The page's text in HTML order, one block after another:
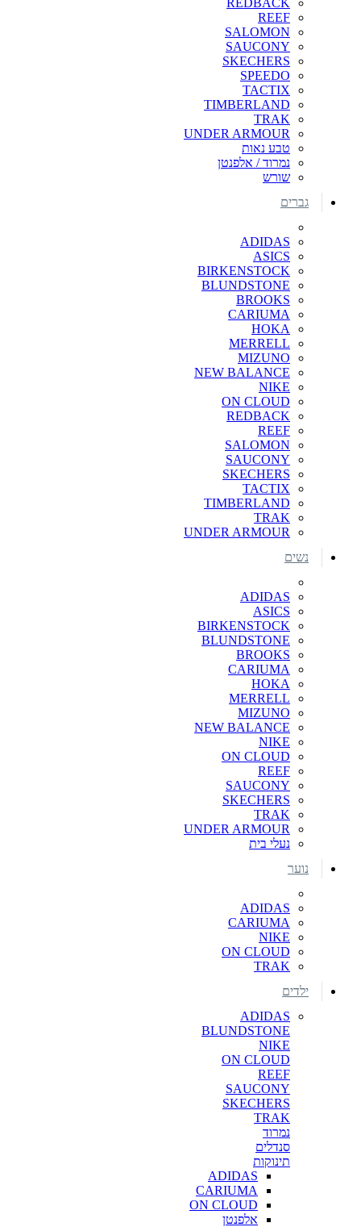
REEF
SALOMON
SAUCONY
SKECHERS
SPEEDO
TACTIX
TIMBERLAND
TRAK
UNDER ARMOUR
טבע נאות
נמרוד / אלפנטן
שורש
גברים
ADIDAS
ASICS
BIRKENSTOCK
BLUNDSTONE
BROOKS
CARIUMA
HOKA
MERRELL
MIZUNO
NEW BALANCE
NIKE
ON CLOUD
REDBACK
REEF
SALOMON
SAUCONY
SKECHERS
TACTIX
TIMBERLAND
TRAK
UNDER ARMOUR
נשים
ADIDAS
ASICS
BIRKENSTOCK
BLUNDSTONE
BROOKS
CARIUMA
HOKA
MERRELL
MIZUNO
NEW BALANCE
NIKE
ON CLOUD
REEF
SAUCONY
SKECHERS
TRAK
UNDER ARMOUR
נעלי בית
נוער
ADIDAS
CARIUMA
NIKE
ON CLOUD
TRAK
ילדים
ADIDAS
BLUNDSTONE
NIKE
ON CLOUD
REEF
SAUCONY
SKECHERS
TRAK
נמרוד
סנדלים
תינוקות
ADIDAS
CARIUMA
ON CLOUD
אלפנטן